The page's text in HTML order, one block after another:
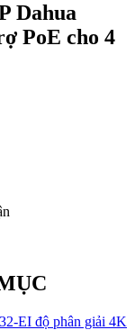
Dahua
PoE cho 4